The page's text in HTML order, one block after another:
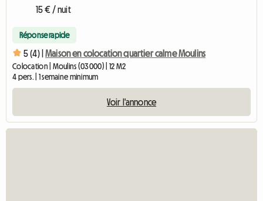
15 € / nuit
Réponse rapide
5 (4) | Maison en colocation quartier calme Moulins
Colocation | Moulins (03000) | 12 M2
4 pers. | 1 semaine minimum
Voir l'annonce